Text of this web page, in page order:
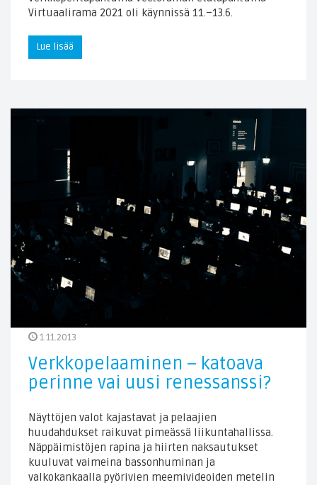
Virtuaalirama 2021 oli käynnissä 11.–13.6.
Lue lisää
1.11.2013
Verkkopelaaminen – katoava
perinne vai uusi renessanssi?
Näyttöjen valot kajastavat ja pelaajien
huudahdukset raikuvat pimeässä liikuntahallissa.
Näppäimistöjen rapina ja hiirten naksautukset
kuuluvat vaimeina bassonhuminan ja
valkokankaalla pyörivien meemivideoiden metelin